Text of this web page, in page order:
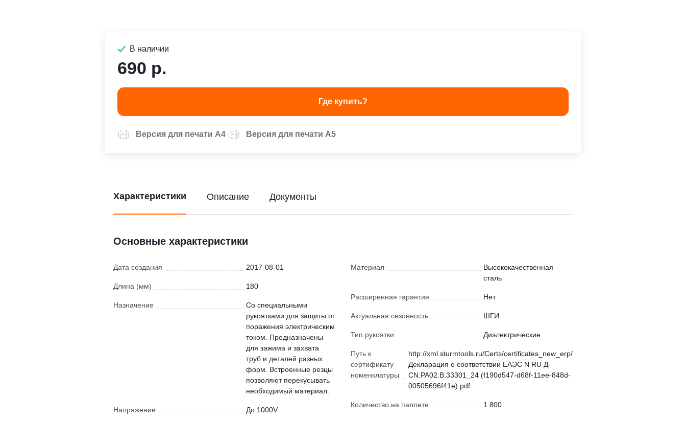
В наличии
690 р.
Где купить?
Версия для печати А4 Версия для печати А5
Характеристики
Основные характеристики
Дата создания 2017-08-01
Длина (мм) 180
Назначение
Со специальными
рукоятками для защиты от
поражения электрическим
током. Предназначены
для зажима и захвата
труб и деталей разных
форм. Встроенные резцы
позволяют перекусывать
необходимый материал.
Напряжение До 1000V
Материал
Высококачественная
сталь
Расширенная гарантия Нет
Актуальная сезонность ШГИ
Тип рукоятки Диэлектрические
Путь к
сертификату
номенклатуры
http://xml.sturmtools.ru/Certs/certificates_new_erp/
Декларация о соответствии ЕАЭС N RU Д-
CN.РА02.В.33301_24 (f190d547-d68f-11ee-848d-
00505696f41e).pdf
Количество на паллете 1 800
Описание Документы